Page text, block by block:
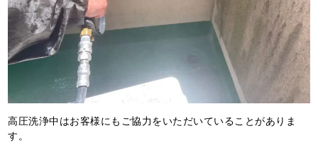
高圧洗浄中はお客様にもご協力をいただいていることがありま
す。